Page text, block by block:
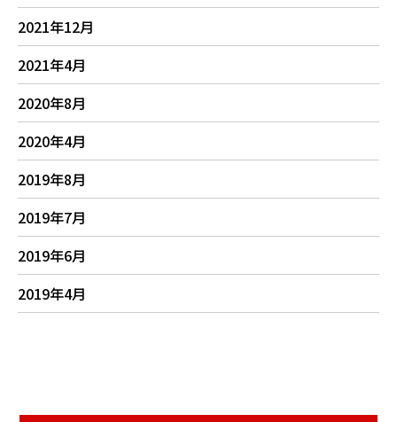
2021年12月
2021年4月
2020年8月
2020年4月
2019年8月
2019年7月
2019年6月
2019年4月